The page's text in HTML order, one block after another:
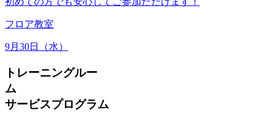
フロア教室
9月30日（水）
トレーニングルー
サービスプログラム